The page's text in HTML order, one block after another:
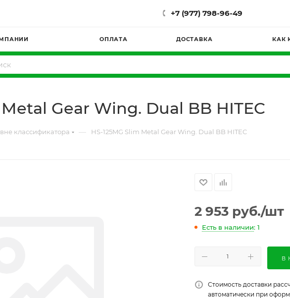
+7 (977) 798-96-49
ОПЛАТА ДОСТАВКА КАК
Metal Gear Wing. Dual BB HITEC
классификатора — HS-125MG Slim Metal Gear Wing. Dual BB HITEC
2 953 руб./шт
Есть в наличии: 1
В
Стоимость доставки
автоматически при